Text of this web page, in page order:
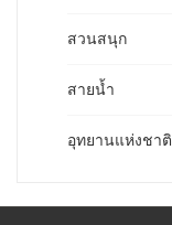
สวนสนุก
สายน้ำ
อุทยานแห่งชาติ